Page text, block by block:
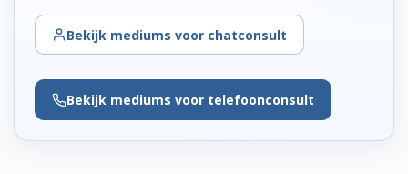
Bekijk mediums voor chatconsult
Bekijk mediums voor telefoonconsult